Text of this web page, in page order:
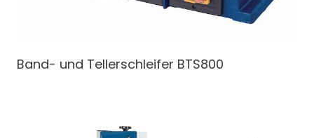
Band- und Tellerschleifer BTS800